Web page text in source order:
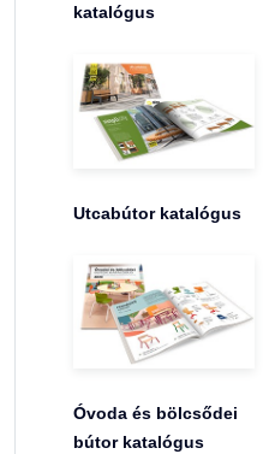
katalógus
Utcabútor katalógus
Óvoda és bölcsődei
bútor katalógus